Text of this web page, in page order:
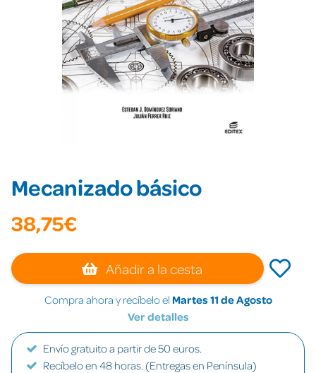
Mecanizado básico
38,75€
Añadir a la cesta
Compra ahora y recíbelo el Martes 11 de Agosto
Ver detalles
Envío gratuito a partir de 50 euros.
Recíbelo en 48 horas. (Entregas en Península)